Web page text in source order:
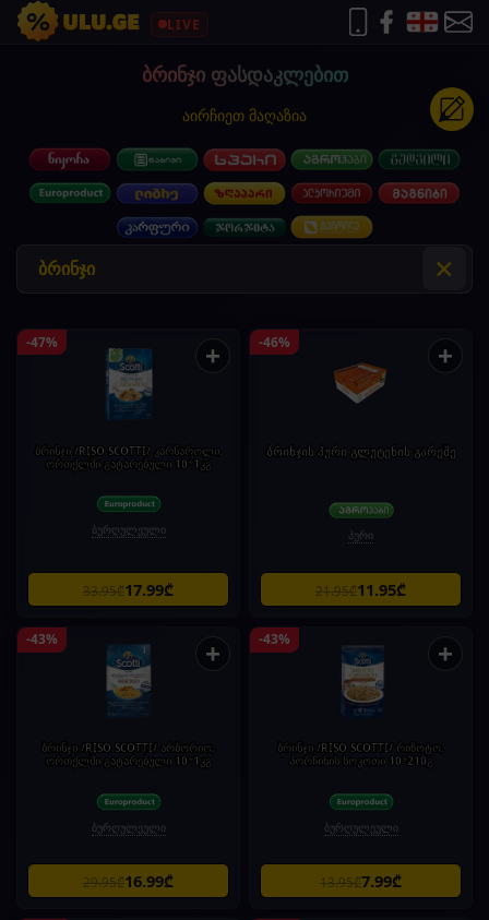
LIVE
ბრინჯი ფასდაკლებით
აირჩიეთ მაღაზია
×
-47% +
ბრინჯი /RISO SCOTTI/ კარნაროლი,
ორთქლში გატარებული 10*1კგ
ბურღულეული
33.95₾17.99₾
-46% +
ბრინჯის პური გლუტენის გარეშე
პური
21.95₾11.95₾
-43% +
ბრინჯი /RISO SCOTTI/ არბორიო,
ორთქლში გატარებული 10*1კგ
ბურღულეული
29.95₾16.99₾
-43% +
ბრინჯი /RISO SCOTTI/ რიზოტო,
პორჩინის სოკოთი 10*210გ
ბურღულეული
13.95₾7.99₾